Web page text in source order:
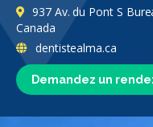
Demandez un
937 Av. du Pont S
Canada
dentistealma.ca